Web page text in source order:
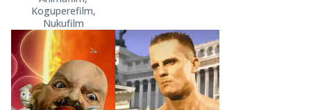
Koguperefilm,
Nukufilm